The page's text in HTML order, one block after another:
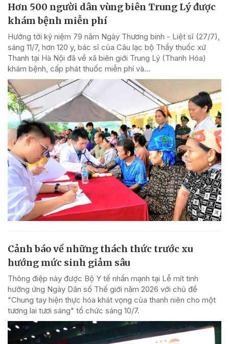
Hơn 500 người dân vùng biên Trung Lý được
khám bệnh miễn phí
Hướng tới kỷ niệm 79 năm Ngày Thương binh - Liệt sĩ (27/7),
sáng 11/7, hơn 120 y, bác sĩ của Câu lạc bộ Thầy thuốc xứ
Thanh tại Hà Nội đã về xã biên giới Trung Lý (Thanh Hóa)
khám bệnh, cấp phát thuốc miễn phí và...
Cảnh báo về những thách thức trước xu
hướng mức sinh giảm sâu
Thông điệp này được Bộ Y tế nhấn mạnh tại Lễ mít tinh
hưởng ứng Ngày Dân số Thế giới năm 2026 với chủ đề
"Chung tay hiện thực hóa khát vọng của thanh niên cho một
tương lai tươi sáng" tổ chức sáng 10/7.